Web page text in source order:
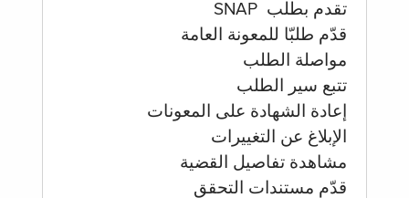
تقدم بطلب SNAP
قدّم طلبّا للمعونة العامة
مواصلة الطلب
تتبع سير الطلب
إعادة الشهادة على المعونات
الإبلاغ عن التغييرات
مشاهدة تفاصيل القضية
قدّم مستندات التحقق